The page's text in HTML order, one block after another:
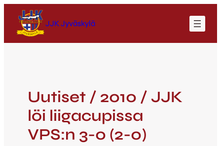
JJK Jyväskylä
Uutiset / 2010 / JJK
löi liigacupissa
VPS:n 3-0 (2-0)